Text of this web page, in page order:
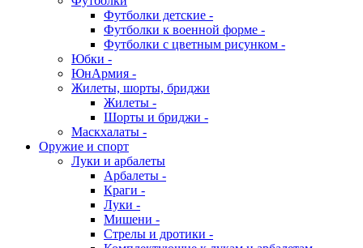
Футболки детские -
Футболки к военной форме -
Футболки с цветным рисунком -
Юбки -
ЮнАрмия -
Жилеты, шорты, бриджи
Жилеты -
Шорты и бриджи -
Маскхалаты -
Оружие и спорт
Луки и арбалеты
Арбалеты -
Краги -
Луки -
Мишени -
Стрелы и дротики -